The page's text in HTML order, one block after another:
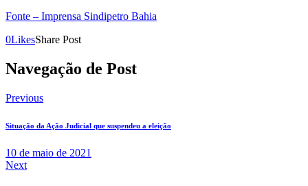
Fonte – Imprensa Sindipetro Bahia
0LikesShare Post
Navegação de Post
Previous
Situação da Ação Judicial que suspendeu a eleição
10 de maio de 2021
Next